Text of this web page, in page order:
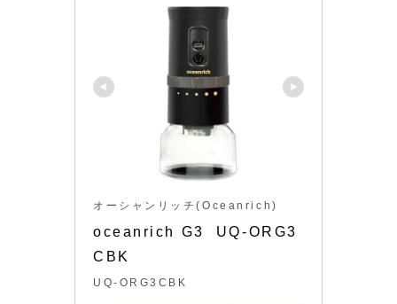
オーシャンリッチ(Oceanrich)
oceanrich G3  UQ-ORG3
CBK
UQ-ORG3CBK